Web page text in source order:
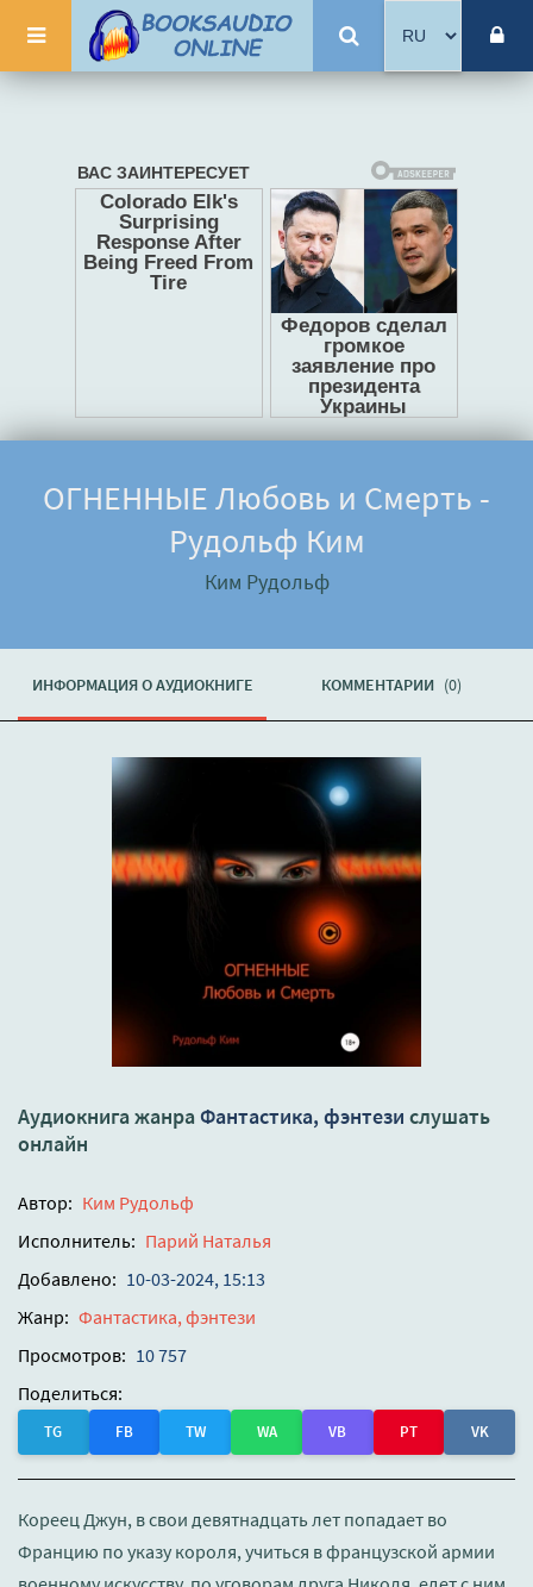
ОГНЕННЫЕ Любовь и Смерть -
Рудольф Ким
Ким Рудольф
ИНФОРМАЦИЯ О АУДИОКНИГЕ КОММЕНТАРИИ (0)
Аудиокнига жанра Фантастика, фэнтези слушать
онлайн
Автор: Ким Рудольф
Исполнитель: Парий Наталья
Добавлено: 10-03-2024, 15:13
Жанр: Фантастика, фэнтези
Просмотров: 10 757
Поделиться:
TG FB TW WA VB PT VK
Кореец Джун, в свои девятнадцать лет попадает во
Францию по указу короля, учиться в французской армии